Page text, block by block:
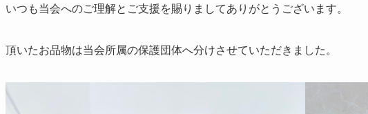
いつも当会へのご理解とご支援を賜りましてありがとうございます。
頂いたお品物は当会所属の保護団体へ分けさせていただきました。